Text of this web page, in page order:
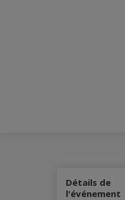
Détails de
l'événement